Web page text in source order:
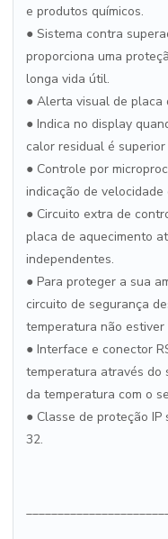
e produtos químicos.
● Sistema contra
proporciona uma
longa vida útil.
● Alerta visual de placa
● Indica no display
calor residual é superior
● Controle por
indicação de
● Circuito extra de
placa de aquecimento
independentes.
● Para proteger a sua
circuito de segurança
temperatura não estiver
● Interface e conector
temperatura através do
da temperatura com o
● Classe de proteção IP
32.